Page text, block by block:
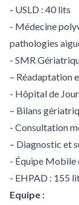
- USLD : 40 lits
- Médecine
pathologies
- SMR
– Réadaptation
- Hôpital de
– Bilans
- Consultation
– Diagnostic et
- Équipe Mobile
- EHPAD : 155
Equipe :